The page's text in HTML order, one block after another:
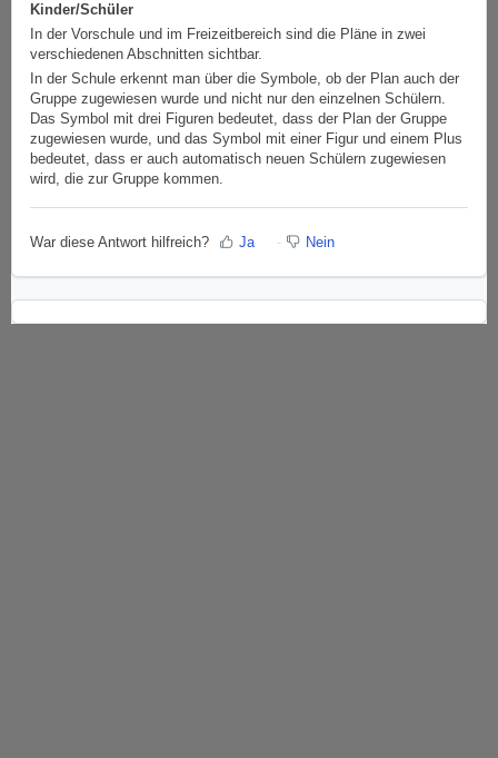
Kinder/Schüler
In der Vorschule und im Freizeitbereich sind die Pläne in zwei
verschiedenen Abschnitten sichtbar.
In der Schule erkennt man über die Symbole, ob der Plan auch der
Gruppe zugewiesen wurde und nicht nur den einzelnen Schülern.
Das Symbol mit drei Figuren bedeutet, dass der Plan der Gruppe
zugewiesen wurde, und das Symbol mit einer Figur und einem Plus
bedeutet, dass er auch automatisch neuen Schülern zugewiesen
wird, die zur Gruppe kommen.
War diese Antwort hilfreich? Ja Nein